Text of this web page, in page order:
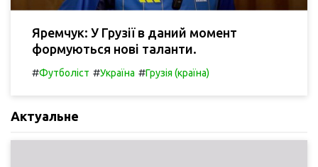
Яремчук: У Грузії в даний момент
формуються нові таланти.
#Футболіст #Україна #Грузія (країна)
Актуальне